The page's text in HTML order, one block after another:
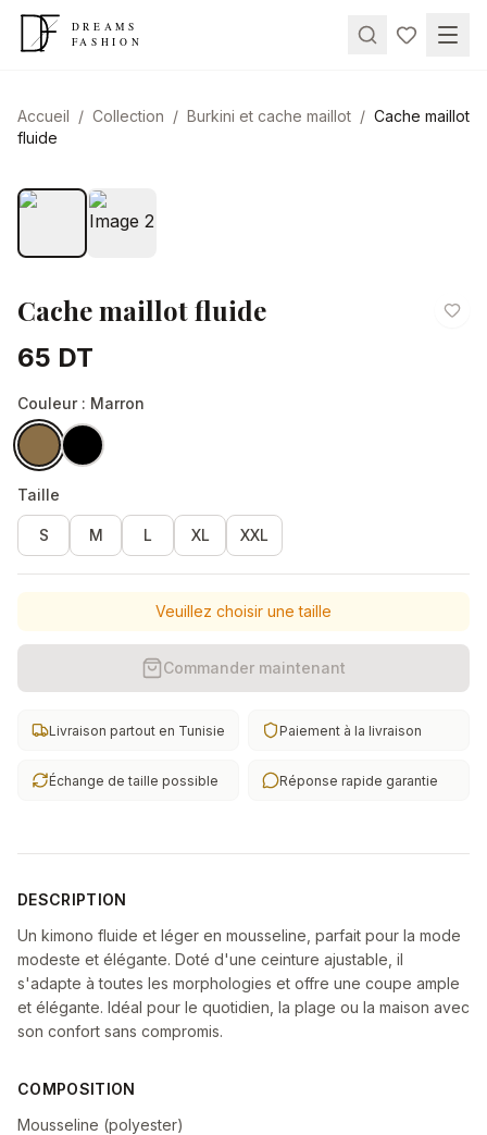
Accueil / Collection / Burkini et cache maillot / Cache maillot
fluide
Cache maillot fluide
65 DT
Couleur: Marron
Taille
S M L XL XXL
Veuillez choisir une taille
Commander maintenant
Livraison partout en Tunisie Paiement à la livraison
Échange de taille possible Réponse rapide garantie
DESCRIPTION
Un kimono fluide et léger en mousseline, parfait pour la mode
modeste et élégante. Doté d'une ceinture ajustable, il
s'adapte à toutes les morphologies et offre une coupe ample
et élégante. Idéal pour le quotidien, la plage ou la maison avec
son confort sans compromis.
COMPOSITION
Mousseline (polyester)